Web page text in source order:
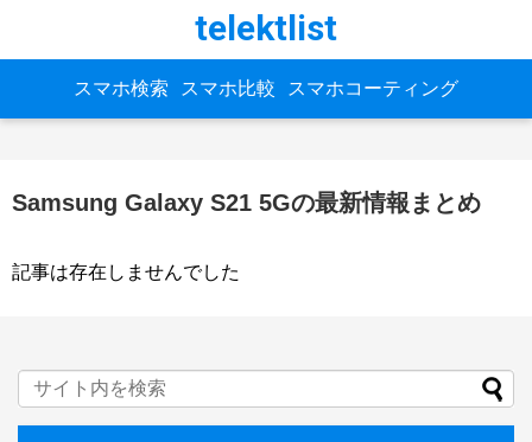
telektlist
スマホ検索 スマホ比較 スマホコーティング
Samsung Galaxy S21 5Gの最新情報まとめ
記事は存在しませんでした